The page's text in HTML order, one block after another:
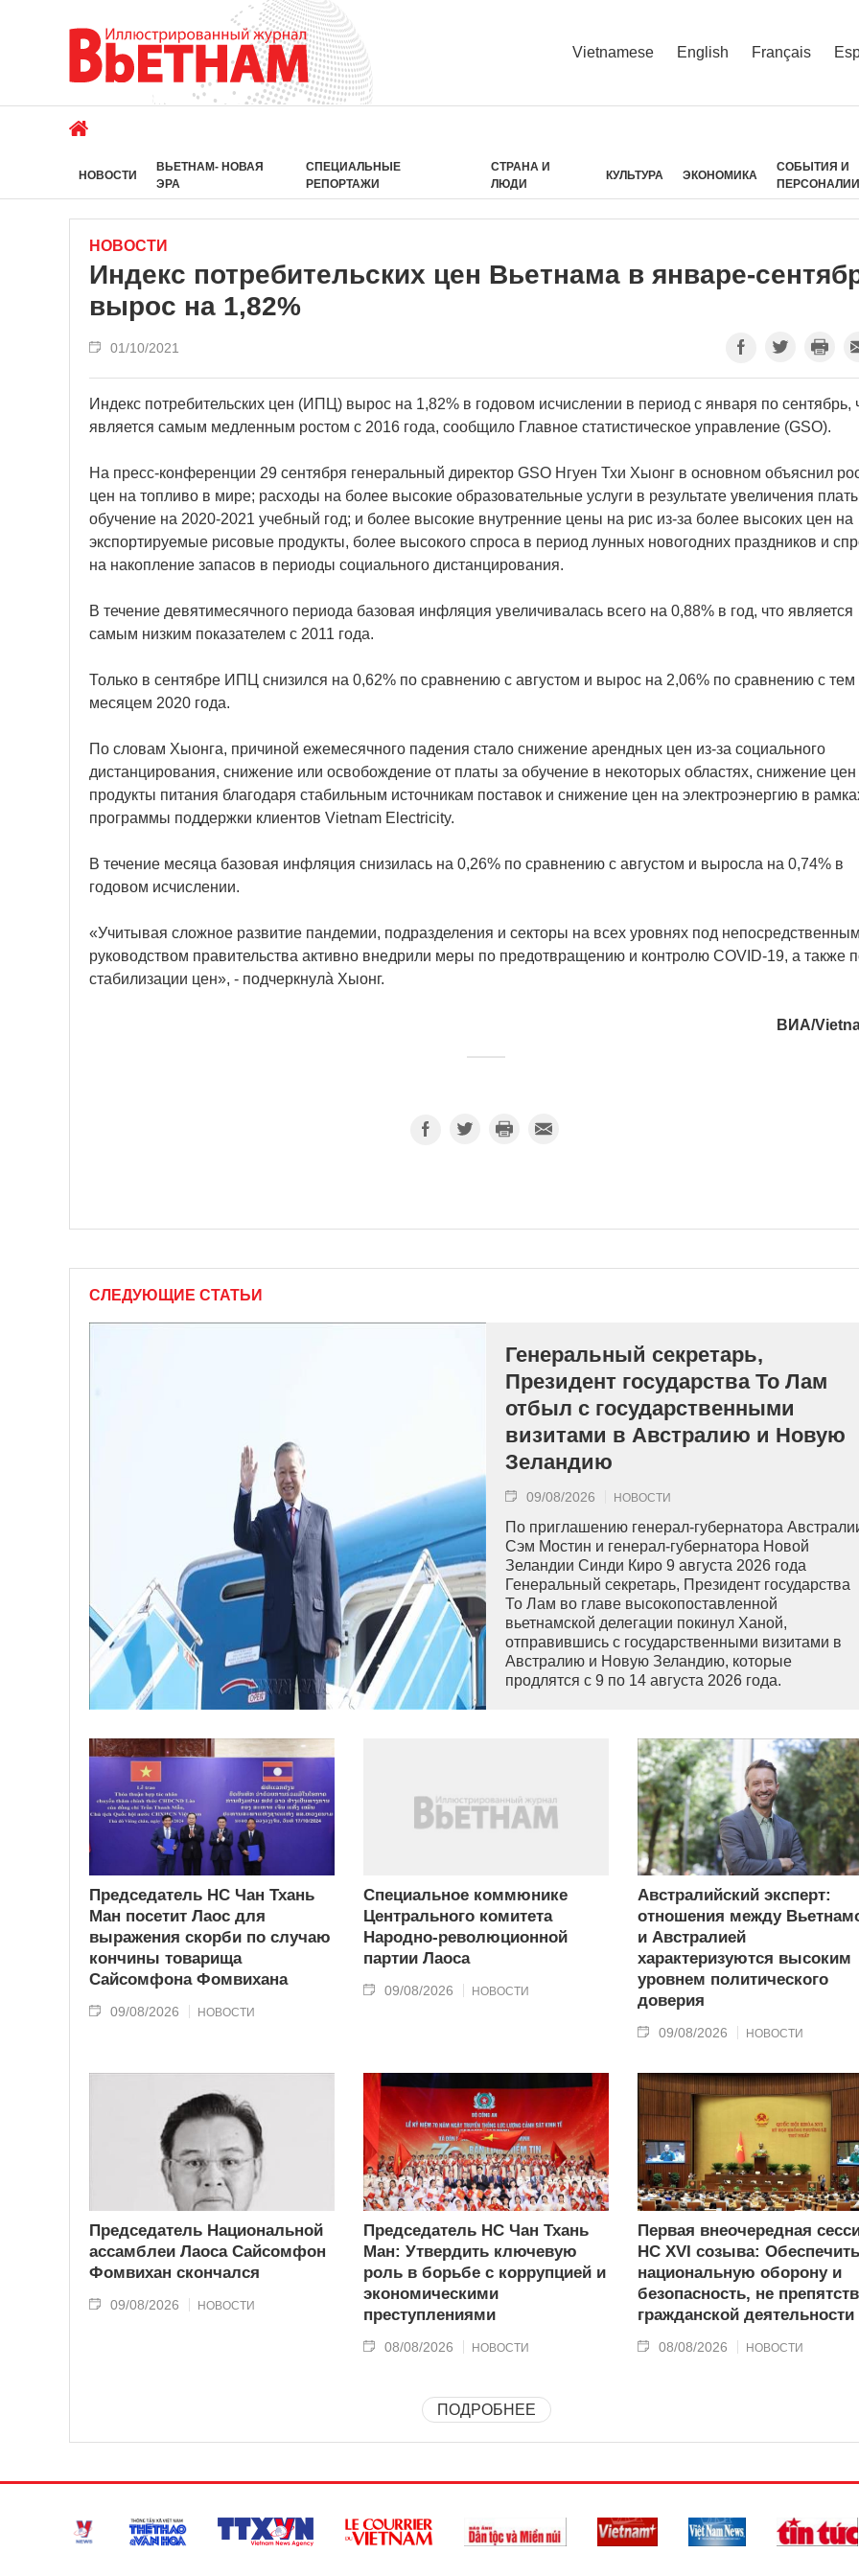
Vietnamese English Français
НОВОСТИ
ВЬЕТНАМ- НОВАЯ
ЭРА
СПЕЦИАЛЬНЫЕ
РЕПОРТАЖИ
СТРАНА И
ЛЮДИ
КУЛЬТУРА ЭКОНОМИКА
СОБЫТИЯ И
НОВОСТИ
Индекс потребительских цен Вьетнама в январе-
вырос на 1,82%
01/10/2021
Индекс потребительских цен (ИПЦ) вырос на 1,82% в годовом исчислении в период с января по сентябрь,
является самым медленным ростом с 2016 года, сообщило Главное статистическое управление (GSO).
На пресс-конференции 29 сентября генеральный директор GSO Нгуен Тхи Хыонг в основном объяснил
цен на топливо в мире; расходы на более высокие образовательные услуги в результате увеличения
обучение на 2020-2021 учебный год; и более высокие внутренние цены на рис из-за более высоких цен на
экспортируемые рисовые продукты, более высокого спроса в период лунных новогодних праздников и
на накопление запасов в периоды социального дистанцирования.
В течение девятимесячного периода базовая инфляция увеличивалась всего на 0,88% в год, что является
самым низким показателем с 2011 года.
Только в сентябре ИПЦ снизился на 0,62% по сравнению с августом и вырос на 2,06% по сравнению с
месяцем 2020 года.
По словам Хыонга, причиной ежемесячного падения стало снижение арендных цен из-за социального
дистанцирования, снижение или освобождение от платы за обучение в некоторых областях, снижение цен
продукты питания благодаря стабильным источникам поставок и снижение цен на электроэнергию в
программы поддержки клиентов Vietnam Electricity.
В течение месяца базовая инфляция снизилась на 0,26% по сравнению с августом и выросла на 0,74% в
годовом исчислении.
«Учитывая сложное развитие пандемии, подразделения и секторы на всех уровнях под
руководством правительства активно внедрили меры по предотвращению и контролю COVID-19, а также
стабилизации цен», - подчеркнулà Хыонг.
ВИА/
СЛЕДУЮЩИЕ СТАТЬИ
Генеральный секретарь,
Президент государства То Лам
отбыл с государственными
визитами в Австралию и Новую
Зеландию
09/08/2026 НОВОСТИ
По приглашению генерал-губернатора
Сэм Мостин и генерал-губернатора Новой
Зеландии Синди Киро 9 августа 2026 года
Генеральный секретарь, Президент государства
То Лам во главе высокопоставленной
вьетнамской делегации покинул Ханой,
отправившись с государственными визитами в
Австралию и Новую Зеландию, которые
продлятся с 9 по 14 августа 2026 года.
Председатель НС Чан Тхань
Ман посетит Лаос для
выражения скорби по случаю
кончины товарища
Сайсомфона Фомвихана
09/08/2026 НОВОСТИ
Специальное коммюнике
Центрального комитета
Народно-революционной
партии Лаоса
09/08/2026 НОВОСТИ
Австралийский эксперт:
отношения между
и Австралией
характеризуются высоким
уровнем политического
доверия
09/08/2026 НОВОСТИ
Председатель Национальной
ассамблеи Лаоса Сайсомфон
Фомвихан скончался
09/08/2026 НОВОСТИ
Председатель НС Чан Тхань
Ман: Утвердить ключевую
роль в борьбе с коррупцией и
экономическими
преступлениями
08/08/2026 НОВОСТИ
Первая внеочередная
НС XVI созыва: Обеспечить
национальную оборону и
безопасность, не
гражданской деятельности
08/08/2026 НОВОСТИ
ПОДРОБНЕЕ